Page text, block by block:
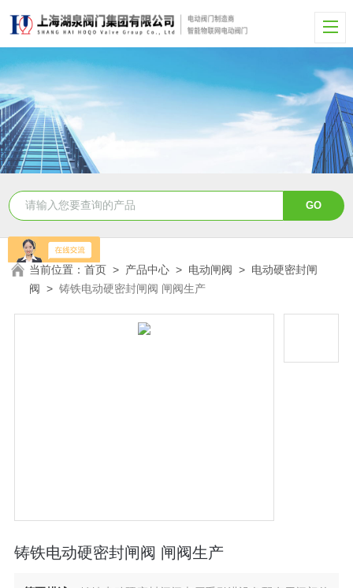
当前位置：首页 > 产品中心 > 电动闸阀 > 电动硬密封闸
阀 >铸铁电动硬密封闸阀 闸阀生产
铸铁电动硬密封闸阀 闸阀生产